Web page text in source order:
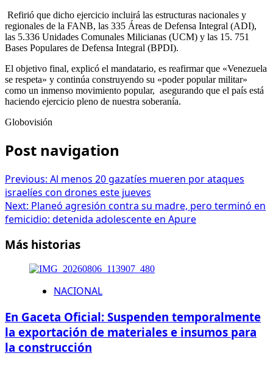
Refirió que dicho ejercicio incluirá las estructuras nacionales y
regionales de la FANB, las 335 Áreas de Defensa Integral (ADI),
las 5.336 Unidades Comunales Milicianas (UCM) y las 15. 751
Bases Populares de Defensa Integral (BPDI).
El objetivo final, explicó el mandatario, es reafirmar que «Venezuela
se respeta» y continúa construyendo su «poder popular militar»
como un inmenso movimiento popular, asegurando que el país está
haciendo ejercicio pleno de nuestra soberanía.
Globovisión
Post navigation
Previous: Al menos 20 gazatíes mueren por ataques
israelíes con drones este jueves
Next: Planeó agresión contra su madre, pero terminó en
femicidio: detenida adolescente en Apure
Más historias
NACIONAL
En Gaceta Oficial: Suspenden temporalmente
la exportación de materiales e insumos para
la construcción